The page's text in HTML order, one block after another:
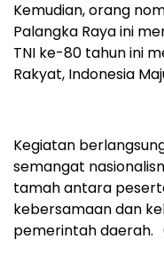
Kemudian, orang
Palangka Raya ini
TNI ke-80 tahun ini
Rakyat, Indonesia
Kegiatan
semangat
tamah antara
kebersamaan dan
pemerintah daerah.